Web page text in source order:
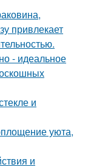
привлекает
- идеальное
и
уюта,
и